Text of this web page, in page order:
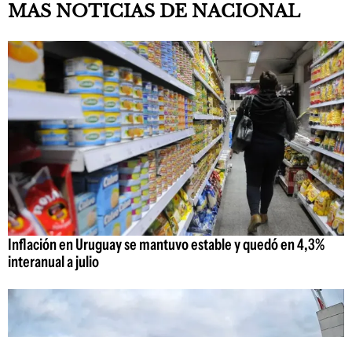
MAS NOTICIAS DE NACIONAL
Inflación en Uruguay se mantuvo estable y quedó en 4,3%
interanual a julio